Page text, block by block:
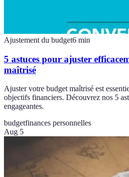
Ajustement du budget6 min
5 astuces pour ajuster
maîtrisé
Ajuster votre budget maîtrisé est
objectifs financiers. Découvrez nos 5
engageantes.
budgetfinances personnelles
Aug 5